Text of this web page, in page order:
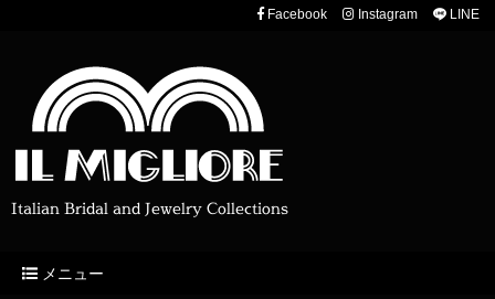
Italian Bridal and Jewelry Collections
メニュー
Facebook Instagram LINE